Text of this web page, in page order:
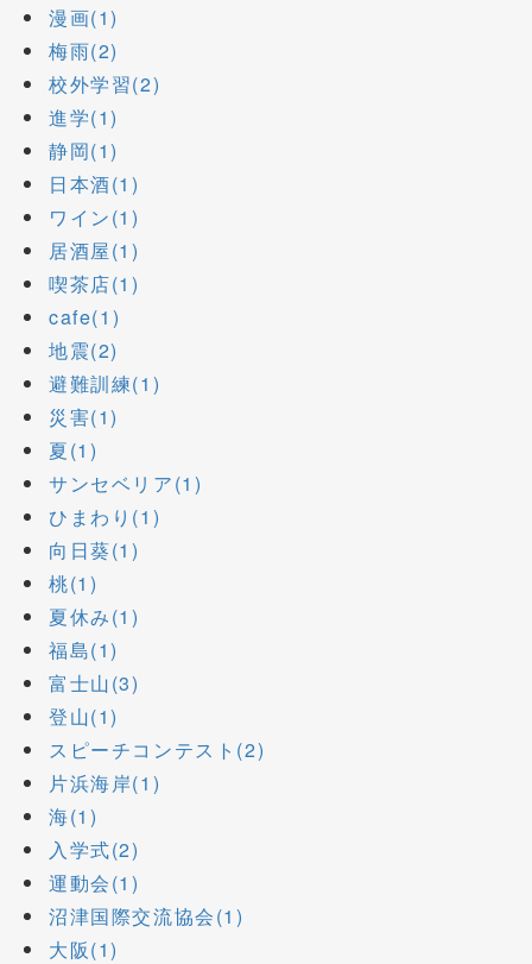
漫画(1)
梅雨(2)
校外学習(2)
進学(1)
静岡(1)
日本酒(1)
ワイン(1)
居酒屋(1)
喫茶店(1)
cafe(1)
地震(2)
避難訓練(1)
災害(1)
夏(1)
サンセベリア(1)
ひまわり(1)
向日葵(1)
桃(1)
夏休み(1)
福島(1)
富士山(3)
登山(1)
スピーチコンテスト(2)
片浜海岸(1)
海(1)
入学式(2)
運動会(1)
沼津国際交流協会(1)
大阪(1)